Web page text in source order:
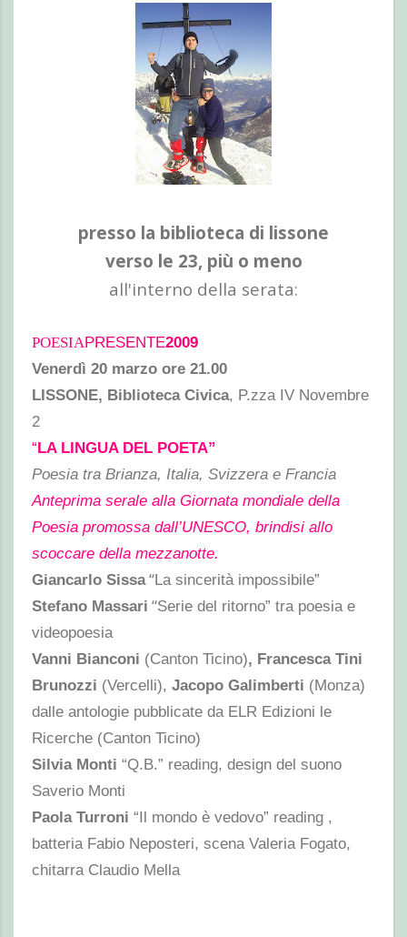
presso la biblioteca di lissone
verso le 23, più o meno
all'interno della serata:
POESIAPRESENTE2009
Venerdì 20 marzo ore 21.00
LISSONE, Biblioteca Civica, P.zza IV Novembre
2
“LA LINGUA DEL POETA”
Poesia tra Brianza, Italia, Svizzera e Francia
Anteprima serale alla Giornata mondiale della
Poesia promossa dall’UNESCO, brindisi allo
scoccare della mezzanotte.
Giancarlo Sissa“La sincerità impossibile”
Stefano Massari “Serie del ritorno” tra poesia e
videopoesia
Vanni Bianconi (Canton Ticino), Francesca Tini
Brunozzi (Vercelli), Jacopo Galimberti (Monza)
dalle antologie pubblicate da ELR Edizioni le
Ricerche (Canton Ticino)
Silvia Monti “Q.B.” reading, design del suono
Saverio Monti
Paola Turroni “Il mondo è vedovo” reading ,
batteria Fabio Neposteri, scena Valeria Fogato,
chitarra Claudio Mella